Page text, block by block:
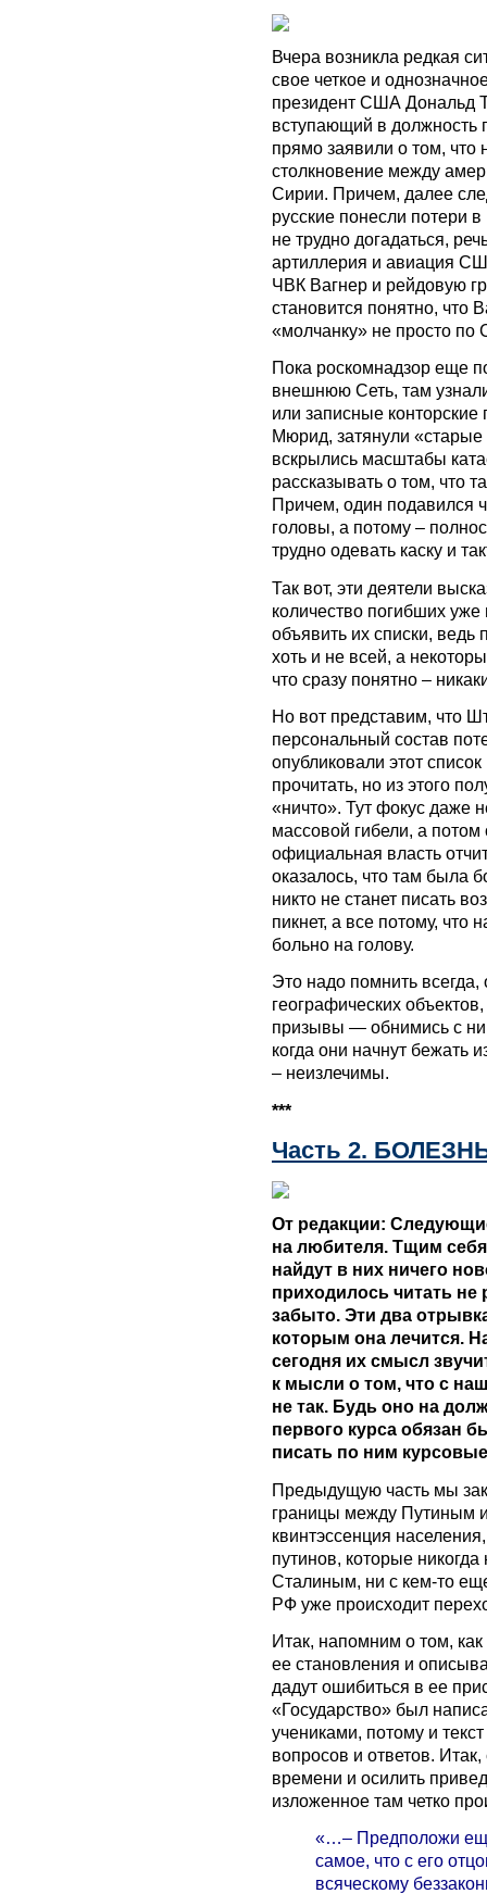
Вчера возникла редкая
свое четкое и
президент США Дональд
вступающий в
прямо заявили о том,
столкновение между
Сирии. Причем, далее
русские понесли потери
не трудно догадаться,
артиллерия и авиация
ЧВК Вагнер и рейдовую
становится понятно, что
«молчанку» не просто по
Пока роскомнадзор еще
внешнюю Сеть, там
или записные
Мюрид, затянули
вскрылись масштабы
рассказывать о том, что
Причем, один подавился
головы, а потому –
трудно одевать каску и
Так вот, эти деятели
количество погибших
объявить их списки, ведь
хоть и не всей, а
что сразу понятно –
Но вот представим, что
персональный состав
опубликовали этот
прочитать, но из этого
«ничто». Тут фокус даже
массовой гибели, а
официальная власть
оказалось, что там была
никто не станет писать
пикнет, а все потому, что
больно на голову.
Это надо помнить
географических
призывы — обнимись с
когда они начнут бежать
– неизлечимы.
***
Часть 2.
От редакции:
на любителя. Тщим
найдут в них ничего
приходилось читать не
забыто. Эти два
которым она лечится.
сегодня их смысл
к мысли о том, что с
не так. Будь оно на
первого курса обязан
писать по ним
Предыдущую часть мы
границы между Путиным
квинтэссенция
путинов, которые
Сталиным, ни с кем-то
РФ уже происходит
Итак, напомним о том,
ее становления и
дадут ошибиться в ее
«Государство» был
учениками, потому и
вопросов и ответов. Итак,
времени и осилить
изложенное там четко
«…– Предположи
самое, что с его
всяческому